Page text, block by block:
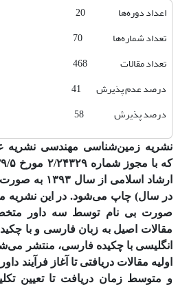
اعداد دوره‌ها 20
تعداد شماره‌ها 70
تعداد مقالات 468
درصد عدم پذیرش 41
درصد پذیرش 58
نشریه زمین‌شناسی مهندسی
ارشاد اسلامی
در سال) چاپ می‌شود. در این نشریه
صورت بی نام توسط سه داور
مقالات اصیل به زبان فارسی و با
انگلیسی با چکیده فارسی، منتشر
اولیه مقالات دریافتی تا آغاز فرآیند
و متوسط زمان دریافت تا تعیین